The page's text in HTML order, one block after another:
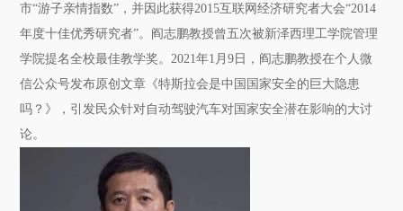
市“游子亲情指数”，并因此获得2015互联网经济研究者大会“2014
年度十佳优秀研究者”。阎志鹏教授曾五次被新泽西理工学院管理
学院提名全校最佳教学奖。2021年1月9日，阎志鹏教授在个人微
信公众号发布原创文章《特斯拉会是中国国家安全的巨大隐患
吗？》，引发民众针对自动驾驶汽车对国家安全潜在影响的大讨
论。